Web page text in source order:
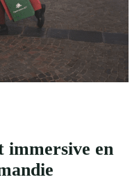
immersive en